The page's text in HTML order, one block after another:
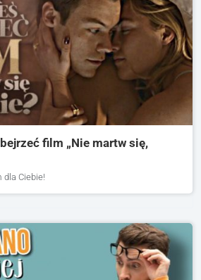
film „Nie martw się,
dla Ciebie!